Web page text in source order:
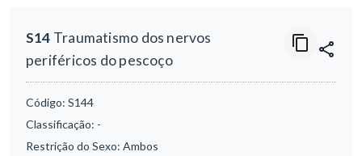
S14 Traumatismo dos nervos
periféricos do pescoço
Código: S144
Classificação: -
Restrição do Sexo: Ambos